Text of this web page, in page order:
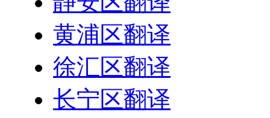
黄浦区翻译
徐汇区翻译
长宁区翻译